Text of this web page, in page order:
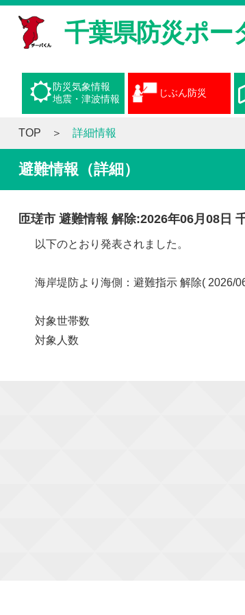
千葉県防災ポー
防災気象情報
地震・津波情報
じぶん防災
TOP 詳細情報
避難情報（詳細）
匝瑳市 避難情報 解除:2026年06月08日
以下のとおり発表されました。
海岸堤防より海側：避難指示 解除( 2026/
対象世帯数
対象人数